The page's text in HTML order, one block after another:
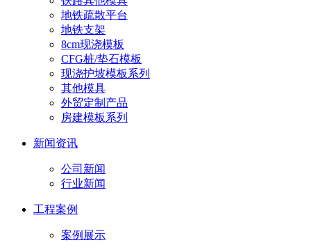
地铁疏散平台
地铁支架
8cm现浇模板
CFG桩/垫石模板
现浇护坡模板系列
其他模具
外贸定制产品
房建模板系列
新闻资讯
公司新闻
行业新闻
工程案例
案例展示